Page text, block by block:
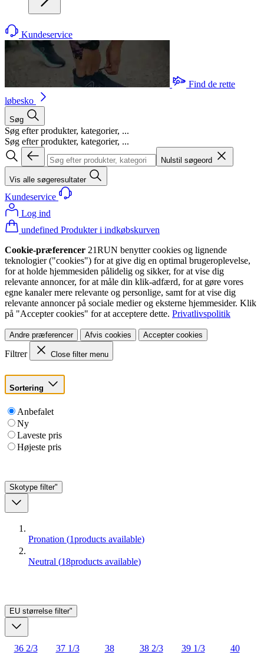
Kundeservice
Find de rette
løbesko
Søg
Søg efter produkter, kategorier, ...
Søg efter produkter, kategorier, ...
Nulstil søgeord
Vis alle søgeresultater
Kundeservice
Log ind
undefined Produkter i indkøbskurven
Cookie-præferencer 21RUN benytter cookies og lignende
teknologier ("cookies") for at give dig en optimal brugeroplevelse,
for at holde hjemmesiden pålidelig og sikker, for at vise dig
relevante annoncer, for at måle din klik-adfærd, for at gøre vores
egne kanaler mere relevante og personlige, samt for at vise dig
relevante annoncer på sociale medier og eksterne hjemmesider. Klik
på "Accepter cookies" for at acceptere dette. Privatlivspolitik
Andre præferencer Afvis cookies Accepter cookies
Filtrer Close filter menu
Sortering
Anbefalet
Ny
Laveste pris
Højeste pris
Skotype filter"
Pronation (1products available)
Neutral (18products available)
EU størrelse filter"
36 2/3 37 1/3 38 38 2/3 39 1/3 40